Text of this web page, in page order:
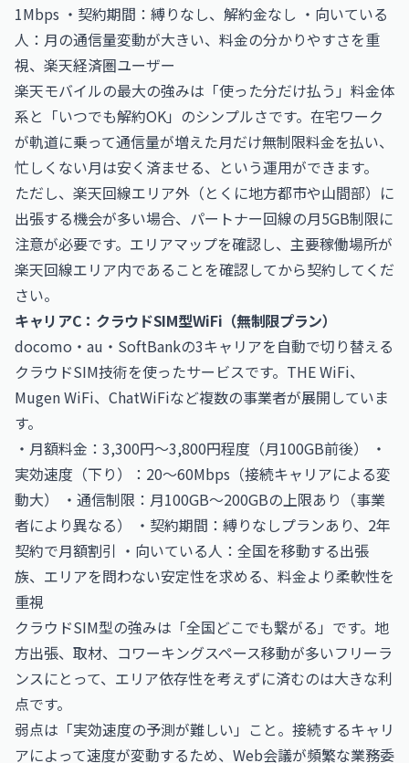
1Mbps ・契約期間：縛りなし、解約金なし ・向いている
人：月の通信量変動が大きい、料金の分かりやすさを重
視、楽天経済圏ユーザー
楽天モバイルの最大の強みは「使った分だけ払う」料金体
系と「いつでも解約OK」のシンプルさです。在宅ワーク
が軌道に乗って通信量が増えた月だけ無制限料金を払い、
忙しくない月は安く済ませる、という運用ができます。
ただし、楽天回線エリア外（とくに地方都市や山間部）に
出張する機会が多い場合、パートナー回線の月5GB制限に
注意が必要です。エリアマップを確認し、主要稼働場所が
楽天回線エリア内であることを確認してから契約してくだ
さい。
キャリアC：クラウドSIM型WiFi（無制限プラン）
docomo・au・SoftBankの3キャリアを自動で切り替える
クラウドSIM技術を使ったサービスです。THE WiFi、
Mugen WiFi、ChatWiFiなど複数の事業者が展開していま
す。
・月額料金：3,300円〜3,800円程度（月100GB前後） ・
実効速度（下り）：20〜60Mbps（接続キャリアによる変
動大） ・通信制限：月100GB〜200GBの上限あり（事業
者により異なる） ・契約期間：縛りなしプランあり、2年
契約で月額割引 ・向いている人：全国を移動する出張
族、エリアを問わない安定性を求める、料金より柔軟性を
重視
クラウドSIM型の強みは「全国どこでも繋がる」です。地
方出張、取材、コワーキングスペース移動が多いフリーラ
ンスにとって、エリア依存性を考えずに済むのは大きな利
点です。
弱点は「実効速度の予測が難しい」こと。接続するキャリ
アによって速度が変動するため、Web会議が頻繁な業務委